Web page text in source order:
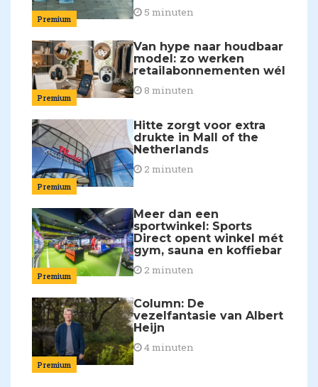
Premium
5 minuten
Premium
Van hype naar houdbaar
model: zo werken
retailabonnementen wél
8 minuten
Premium
Hitte zorgt voor extra
drukte in Mall of the
Netherlands
2 minuten
Premium
Meer dan een
sportwinkel: Sports
Direct opent winkel mét
gym, sauna en koffiebar
2 minuten
Premium
Column: De
vezelfantasie van Albert
Heijn
4 minuten